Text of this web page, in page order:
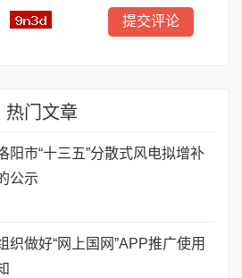
热门文章
阳市“十三五”分散式风电拟增补
公示
织做好“网上国网”APP推广使用